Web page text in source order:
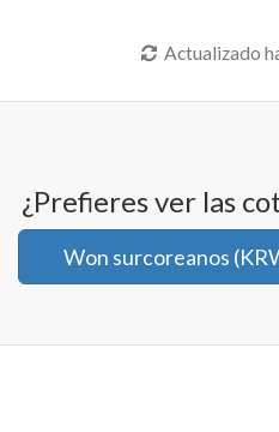
Actualizado
¿Prefieres ver las
Won surcoreanos